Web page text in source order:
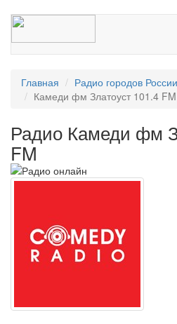
Главная Радио городов России
Камеди фм Златоуст 101.4 FM
Радио Камеди фм
FM